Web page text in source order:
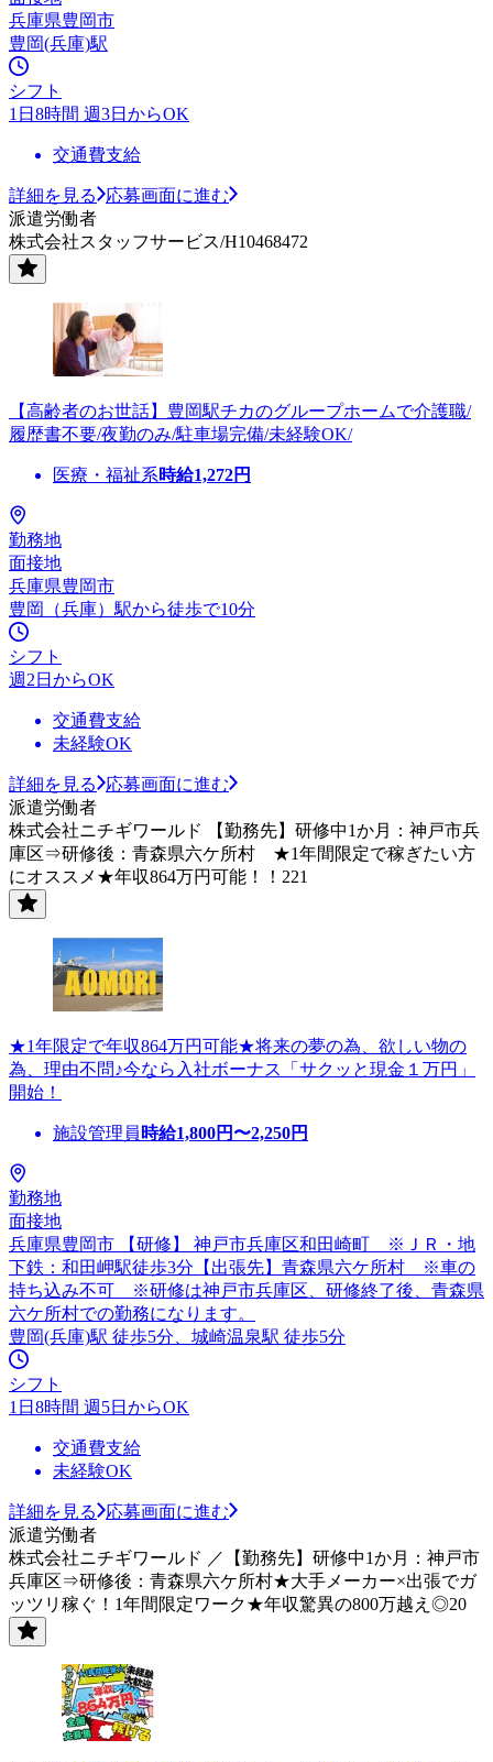
兵庫県豊岡市
豊岡(兵庫)駅
シフト
1日8時間 週3日からOK
交通費支給
詳細を見る
応募画面に進む
派遣労働者
株式会社スタッフサービス/H10468472
【高齢者のお世話】豊岡駅チカのグループホームで介護職/
履歴書不要/夜勤のみ/駐車場完備/未経験OK/
医療・福祉系時給1,272円
勤務地
面接地
兵庫県豊岡市
豊岡（兵庫）駅から徒歩で10分
シフト
週2日からOK
交通費支給
未経験OK
詳細を見る
応募画面に進む
派遣労働者
株式会社ニチギワールド 【勤務先】研修中1か月：神戸市兵
庫区⇒研修後：青森県六ケ所村 ★1年間限定で稼ぎたい方
にオススメ★年収864万円可能！！221
★1年限定で年収864万円可能★将来の夢の為、欲しい物の
為、理由不問♪今なら入社ボーナス「サクッと現金１万円」
開始！
施設管理員 時給1,800円〜2,250円
勤務地
面接地
兵庫県豊岡市 【研修】 神戸市兵庫区和田崎町 ※ＪＲ・地
下鉄：和田岬駅徒歩3分【出張先】青森県六ケ所村 ※車の
持ち込み不可 ※研修は神戸市兵庫区、研修終了後、青森県
六ケ所村での勤務になります。
豊岡(兵庫)駅 徒歩5分、城崎温泉駅 徒歩5分
シフト
1日8時間 週5日からOK
交通費支給
未経験OK
詳細を見る
応募画面に進む
派遣労働者
株式会社ニチギワールド ／【勤務先】研修中1か月：神戸市
兵庫区⇒研修後：青森県六ケ所村★大手メーカー×出張でガ
ッツリ稼ぐ！1年間限定ワーク★年収驚異の800万越え◎20